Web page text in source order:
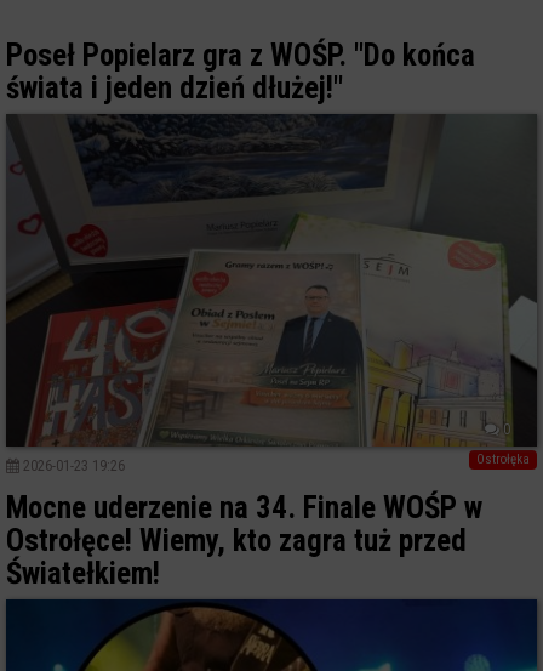
Poseł Popielarz gra z WOŚP. "Do końca
świata i jeden dzień dłużej!"
0
Ostrołęka
2026-01-23 19:26
Mocne uderzenie na 34. Finale WOŚP w
Ostrołęce! Wiemy, kto zagra tuż przed
Światełkiem!